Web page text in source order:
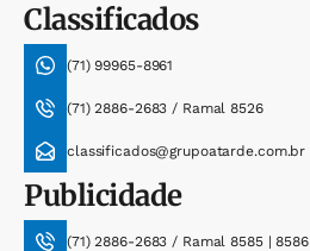
Classificados
(71) 99965-8961
(71) 2886-2683 / Ramal 8526
classificados@grupoatarde.com.br
Publicidade
(71) 2886-2683 / Ramal 8585 | 8586